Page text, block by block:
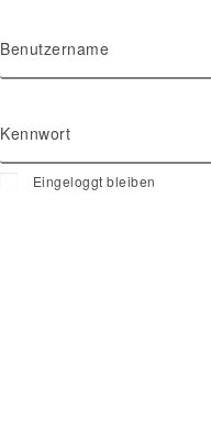
Benutzername
Kennwort
Eingeloggt bleiben